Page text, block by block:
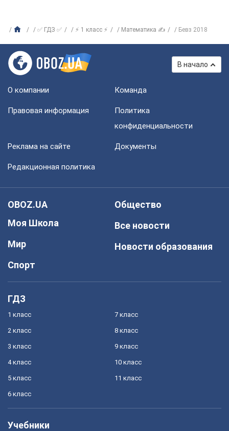
✅ ГДЗ ✅ ⚡ 1 класс ⚡ Математика ✍ Бевз 2018
В начало
О компании Команда
Правовая информация
Политика
конфиденциальности
Реклама на сайте Документы
Редакционная политика
OBOZ.UA
Моя Школа
Мир
Спорт
Общество
Все новости
Новости образования
ГДЗ
1 класс
2 класс
3 класс
4 класс
5 класс
6 класс
7 класс
8 класс
9 класс
10 класс
11 класс
Учебники